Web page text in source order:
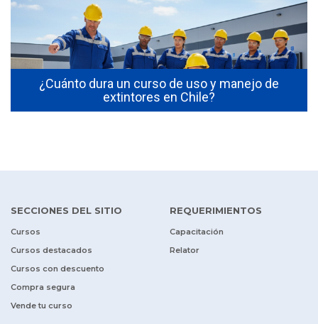
¿Cuánto dura un curso de uso y manejo de
extintores en Chile?
SECCIONES DEL SITIO
Cursos
Cursos destacados
Cursos con descuento
Compra segura
Vende tu curso
REQUERIMIENTOS
Capacitación
Relator